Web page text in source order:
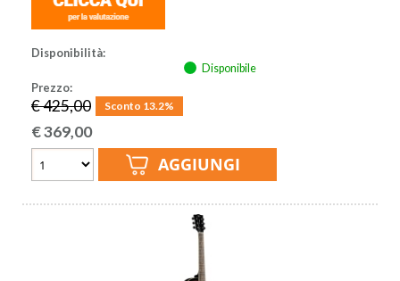
Disponibilità:
Disponibile
Prezzo:
€ 425,00 Sconto 13.2%
€369,00